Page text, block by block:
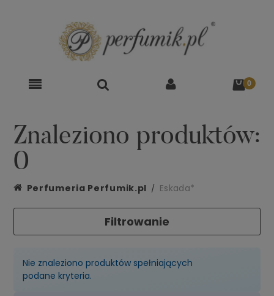
Znaleziono produktów:
0
Perfumeria Perfumik.pl Eskada*
Filtrowanie
Nie znaleziono produktów spełniających
podane kryteria.